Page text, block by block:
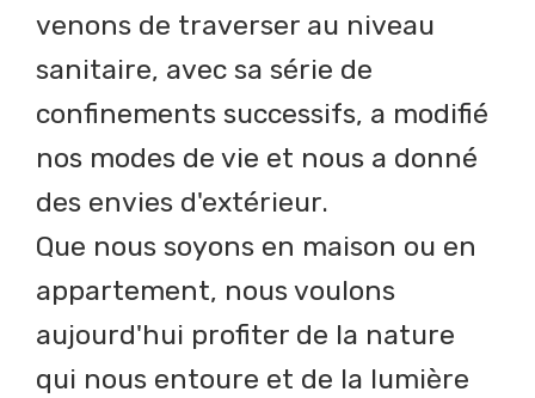
venons de traverser au niveau
sanitaire, avec sa série de
confinements successifs, a modifié
nos modes de vie et nous a donné
des envies d'extérieur.
Que nous soyons en maison ou en
appartement, nous voulons
aujourd'hui profiter de la nature
qui nous entoure et de la lumière